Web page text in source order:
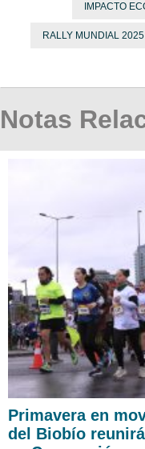
IMPACTO
RALLY MUNDIAL 2025
Notas
Primavera en
del Biobío